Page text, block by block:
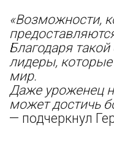
«Возможности,
Благодаря
лидеры,
мир.
Даже уроженец
может достичь
— подчеркнул